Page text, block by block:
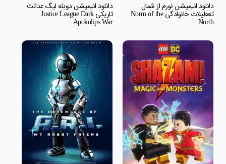
دانلود انیمیشن نورم از شمال
تعطیلات خانوادگی Norm of the
North
دانلود انیمیشن دوبله لیگ عدالت
تاریکی Justice League Dark
Apokolips War